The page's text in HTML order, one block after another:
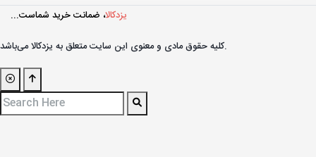
یزدکالا، ضمانت خرید شماست...
کليه حقوق مادی و معنوی اين سايت متعلق به یزدکالا می‌باشد.